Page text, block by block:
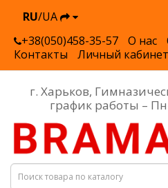
RU/UA
+38(050)458-35-57
О нас
Контакты
Личный кабинет
г. Харьков,
график работы –